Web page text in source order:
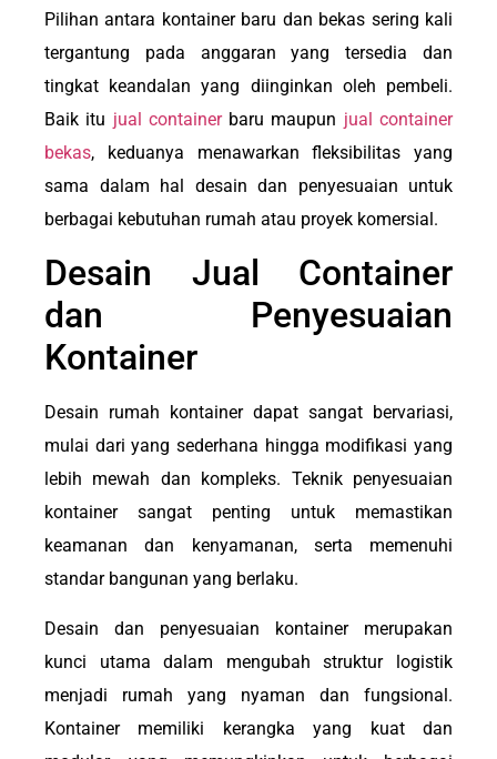
Pilihan antara kontainer baru dan bekas sering kali
tergantung pada anggaran yang tersedia dan
tingkat keandalan yang diinginkan oleh pembeli.
Baik itu jual containerbaru maupun jual container
bekas, keduanya menawarkan fleksibilitas yang
sama dalam hal desain dan penyesuaian untuk
berbagai kebutuhan rumah atau proyek komersial.
Desain Jual Container
dan Penyesuaian
Kontainer
Desain rumah kontainer dapat sangat bervariasi,
mulai dari yang sederhana hingga modifikasi yang
lebih mewah dan kompleks. Teknik penyesuaian
kontainer sangat penting untuk memastikan
keamanan dan kenyamanan, serta memenuhi
standar bangunan yang berlaku.
Desain dan penyesuaian kontainer merupakan
kunci utama dalam mengubah struktur logistik
menjadi rumah yang nyaman dan fungsional.
Kontainer memiliki kerangka yang kuat dan